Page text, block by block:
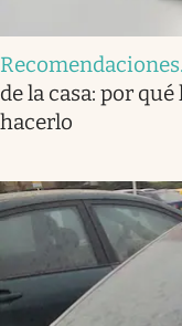
Recomendaciones.
de la casa: por
hacerlo